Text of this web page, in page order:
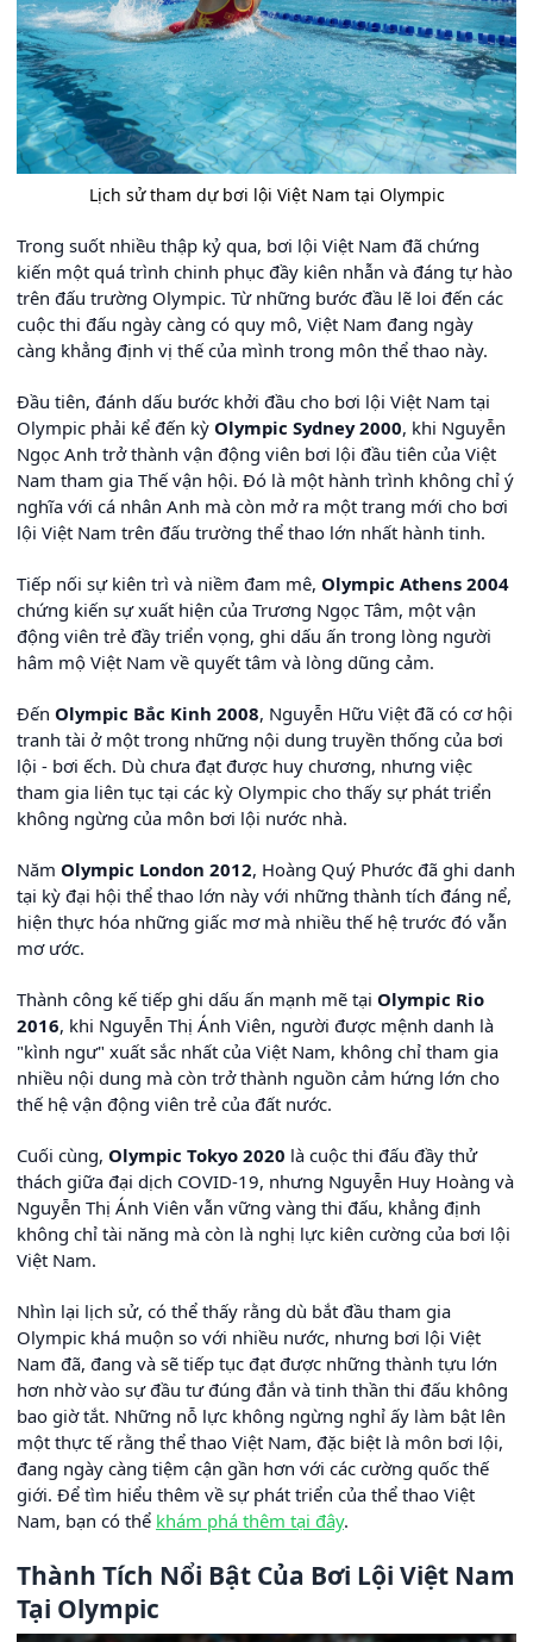
Lịch sử tham dự bơi lội Việt Nam tại Olympic
Trong suốt nhiều thập kỷ qua, bơi lội Việt Nam đã chứng
kiến một quá trình chinh phục đầy kiên nhẫn và đáng tự hào
trên đấu trường Olympic. Từ những bước đầu lẽ loi đến các
cuộc thi đấu ngày càng có quy mô, Việt Nam đang ngày
càng khẳng định vị thế của mình trong môn thể thao này.
Đầu tiên, đánh dấu bước khởi đầu cho bơi lội Việt Nam tại
Olympic phải kể đến kỳ Olympic Sydney 2000, khi Nguyễn
Ngọc Anh trở thành vận động viên bơi lội đầu tiên của Việt
Nam tham gia Thế vận hội. Đó là một hành trình không chỉ ý
nghĩa với cá nhân Anh mà còn mở ra một trang mới cho bơi
lội Việt Nam trên đấu trường thể thao lớn nhất hành tinh.
Tiếp nối sự kiên trì và niềm đam mê, Olympic Athens 2004
chứng kiến sự xuất hiện của Trương Ngọc Tâm, một vận
động viên trẻ đầy triển vọng, ghi dấu ấn trong lòng người
hâm mộ Việt Nam về quyết tâm và lòng dũng cảm.
Đến Olympic Bắc Kinh 2008, Nguyễn Hữu Việt đã có cơ hội
tranh tài ở một trong những nội dung truyền thống của bơi
lội - bơi ếch. Dù chưa đạt được huy chương, nhưng việc
tham gia liên tục tại các kỳ Olympic cho thấy sự phát triển
không ngừng của môn bơi lội nước nhà.
Năm Olympic London 2012, Hoàng Quý Phước đã ghi danh
tại kỳ đại hội thể thao lớn này với những thành tích đáng nể,
hiện thực hóa những giấc mơ mà nhiều thế hệ trước đó vẫn
mơ ước.
Thành công kế tiếp ghi dấu ấn mạnh mẽ tại Olympic Rio
2016, khi Nguyễn Thị Ánh Viên, người được mệnh danh là
"kình ngư" xuất sắc nhất của Việt Nam, không chỉ tham gia
nhiều nội dung mà còn trở thành nguồn cảm hứng lớn cho
thế hệ vận động viên trẻ của đất nước.
Cuối cùng, Olympic Tokyo 2020 là cuộc thi đấu đầy thử
thách giữa đại dịch COVID-19, nhưng Nguyễn Huy Hoàng và
Nguyễn Thị Ánh Viên vẫn vững vàng thi đấu, khẳng định
không chỉ tài năng mà còn là nghị lực kiên cường của bơi lội
Việt Nam.
Nhìn lại lịch sử, có thể thấy rằng dù bắt đầu tham gia
Olympic khá muộn so với nhiều nước, nhưng bơi lội Việt
Nam đã, đang và sẽ tiếp tục đạt được những thành tựu lớn
hơn nhờ vào sự đầu tư đúng đắn và tinh thần thi đấu không
bao giờ tắt. Những nỗ lực không ngừng nghỉ ấy làm bật lên
một thực tế rằng thể thao Việt Nam, đặc biệt là môn bơi lội,
đang ngày càng tiệm cận gần hơn với các cường quốc thế
giới. Để tìm hiểu thêm về sự phát triển của thể thao Việt
Nam, bạn có thể khám phá thêm tại đây.
Thành Tích Nổi Bật Của Bơi Lội Việt Nam
Tại Olympic